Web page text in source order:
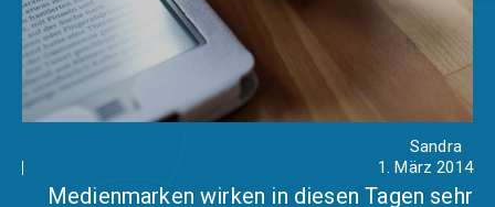
Sandra
1. März 2014
Medienmarken wirken in diesen Tagen sehr